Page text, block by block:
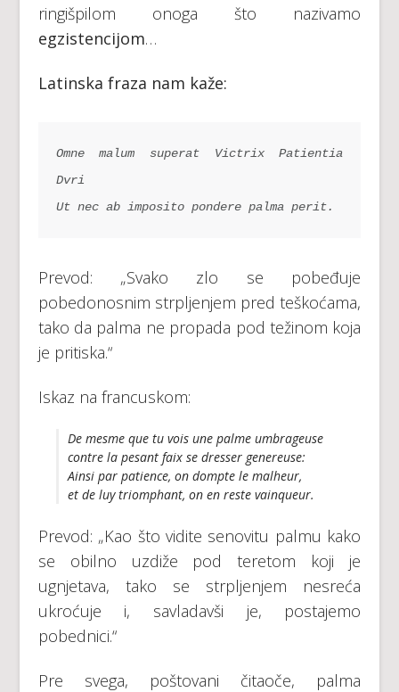
ringišpilom onoga što nazivamo
egzistencijom…
Latinska fraza nam kaže:
Omne malum superat Victrix Patientia
Dvri
Ut nec ab imposito pondere palma perit.
Prevod: „Svako zlo se pobeđuje
pobedonosnim strpljenjem pred teškoćama,
tako da palma ne propada pod težinom koja
je pritiska.“
Iskaz na francuskom:
De mesme que tu vois une palme umbrageuse
contre la pesant faix se dresser genereuse:
Ainsi par patience, on dompte le malheur,
et de luy triomphant, on en reste vainqueur.
Prevod: „Kao što vidite senovitu palmu kako
se obilno uzdiže pod teretom koji je
ugnjetava, tako se strpljenjem nesreća
ukroćuje i, savladavši je, postajemo
pobednici.“
Pre svega, poštovani čitaoče, palma